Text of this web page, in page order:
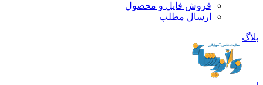
فروش فایل و محصول
ارسال مطلب